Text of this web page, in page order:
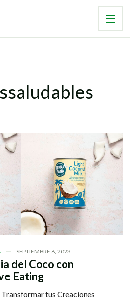
SEPTIEMBRE 6, 2023
del Coco con
Eating
tus Creaciones